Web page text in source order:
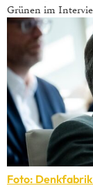
Grünen im
Foto: Denkfabrik